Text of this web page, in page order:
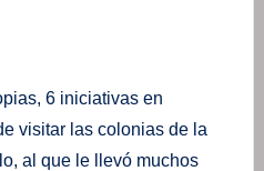
6 iniciativas en
visitar las colonias de la
al que le llevó muchos